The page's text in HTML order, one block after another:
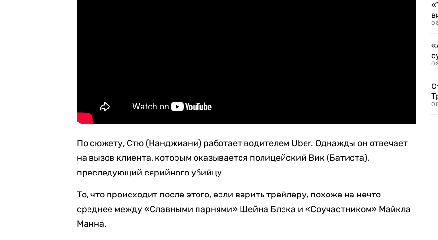
По сюжету, Стю (Нанджиани) работает водителем Uber. Однажды он отвечает
на вызов клиента, которым оказывается полицейский Вик (Батиста),
преследующий серийного убийцу.
То, что происходит после этого, если верить трейлеру, похоже на нечто
среднее между «Славными парнями» Шейна Блэка и «Соучастником» Майкла
Манна.